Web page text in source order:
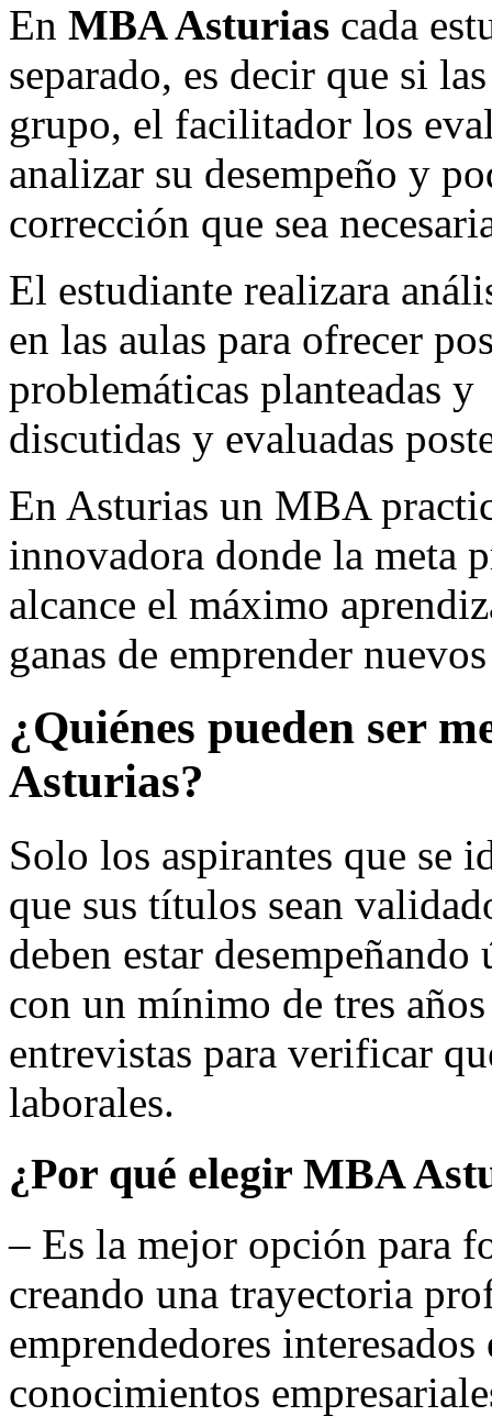
En MBA Asturias cada
separado, es decir que si
grupo, el facilitador los
analizar su desempeño y
corrección que sea
El estudiante realizara
en las aulas para ofrecer
problemáticas planteadas
discutidas y evaluadas
En Asturias un MBA
innovadora donde la meta
alcance el máximo
ganas de emprender
¿Quiénes pueden ser
Asturias?
Solo los aspirantes que se
que sus títulos sean
deben estar
con un mínimo de tres
entrevistas para verificar
laborales.
¿Por qué elegir MBA
– Es la mejor opción para
creando una trayectoria
emprendedores
conocimientos